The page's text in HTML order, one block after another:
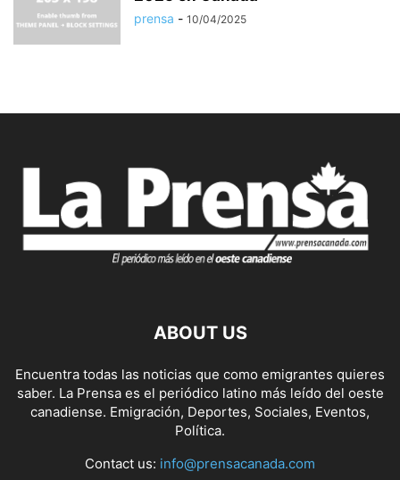
prensa - 10/04/2025
ABOUT US
Encuentra todas las noticias que como emigrantes quieres
saber. La Prensa es el periódico latino más leído del oeste
canadiense. Emigración, Deportes, Sociales, Eventos,
Política.
Contact us: info@prensacanada.com